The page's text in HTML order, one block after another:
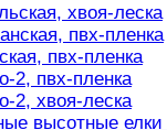
хвоя-леска
пвх-пленка
пвх-пленка
2, пвх-пленка
2, хвоя-леска
высотные елки